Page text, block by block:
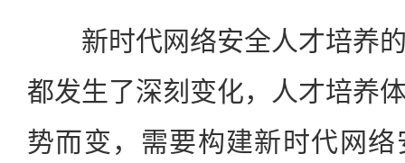
新时代网络安全人才培养的
都发生了深刻变化，人才培养
势而变，需要构建新时代网